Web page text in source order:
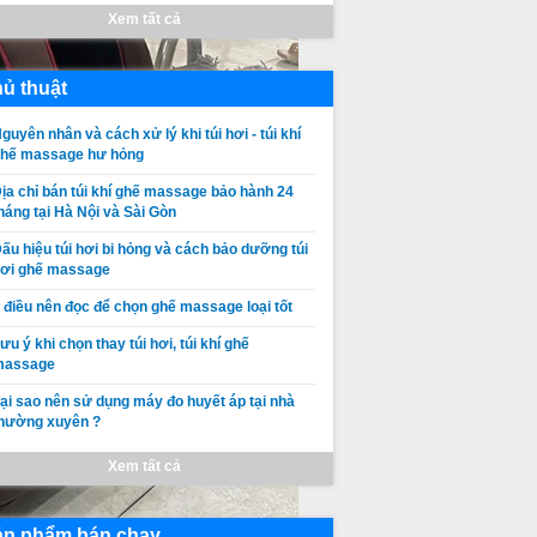
Xem tất cả
thuật
nhân và cách xử lý khi túi hơi - túi khí
massage hư hỏng
chỉ bán túi khí ghế massage bảo hành 24
tại Hà Nội và Sài Gòn
hiệu túi hơi bi hỏng và cách bảo dưỡng túi
ghế massage
điều nên đọc để chọn ghế massage loại tốt
ý khi chọn thay túi hơi, túi khí ghế
sao nên sử dụng máy đo huyết áp tại nhà
xuyên ?
Xem tất cả
da thay
massage
OSAKA
Giá:Liên hệ
Thay da ghế
SHIKA tại Hà
Nội Giá rẻ, chất
Giá:Liên hệ